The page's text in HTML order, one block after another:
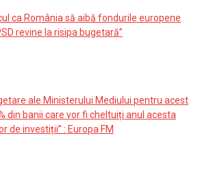
ca România să aibă fondurile europene
revine la risipa bugetară”
ale Ministerului Mediului pentru acest
din banii care vor fi cheltuiți anul acesta
de investiții” : Europa FM